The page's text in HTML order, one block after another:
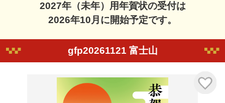
2027年（未年）用年賀状の受付は
2026年10月に開始予定です。
gfp20261121 富士山